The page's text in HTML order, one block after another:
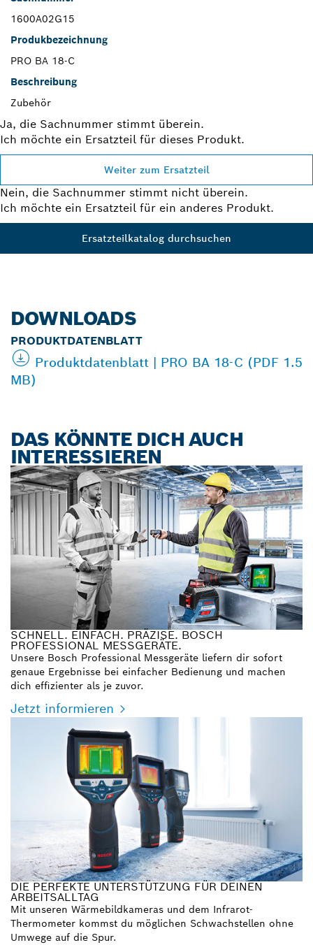
1600A02G15
Produkbezeichnung
PRO BA 18-C
Beschreibung
Zubehör
Ja, die Sachnummer stimmt überein.
Ich möchte ein Ersatzteil für dieses Produkt.
Weiter zum Ersatzteil
Nein, die Sachnummer stimmt nicht überein.
Ich möchte ein Ersatzteil für ein anderes Produkt.
Ersatzteilkatalog durchsuchen
DOWNLOADS
PRODUKTDATENBLATT
Produktdatenblatt | PRO BA 18-C (PDF 1.5
MB)
DAS KÖNNTE DICH AUCH
INTERESSIEREN
SCHNELL. EINFACH. PRÄZISE. BOSCH
PROFESSIONAL MESSGERÄTE.
Unsere Bosch Professional Messgeräte liefern dir sofort
genaue Ergebnisse bei einfacher Bedienung und machen
dich effizienter als je zuvor.
Jetzt informieren
DIE PERFEKTE UNTERSTÜTZUNG FÜR DEINEN
ARBEITSALLTAG
Mit unseren Wärmebildkameras und dem Infrarot-
Thermometer kommst du möglichen Schwachstellen ohne
Umwege auf die Spur.